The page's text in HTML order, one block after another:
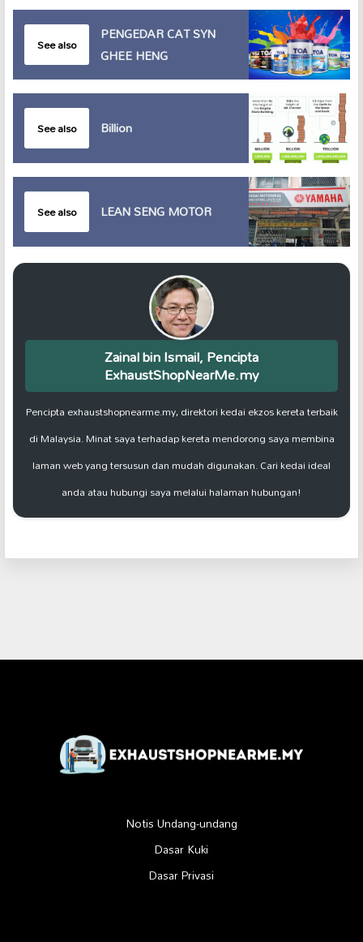
See also
PENGEDAR CAT SYN
GHEE HENG
See also Billion
See also LEAN SENG MOTOR
Zainal bin Ismail, Pencipta
ExhaustShopNearMe.my
Pencipta exhaustshopnearme.my, direktori kedai ekzos kereta terbaik
di Malaysia. Minat saya terhadap kereta mendorong saya membina
laman web yang tersusun dan mudah digunakan. Cari kedai ideal
anda atau hubungi saya melalui halaman hubungan!
Notis Undang-undang
Dasar Kuki
Dasar Privasi